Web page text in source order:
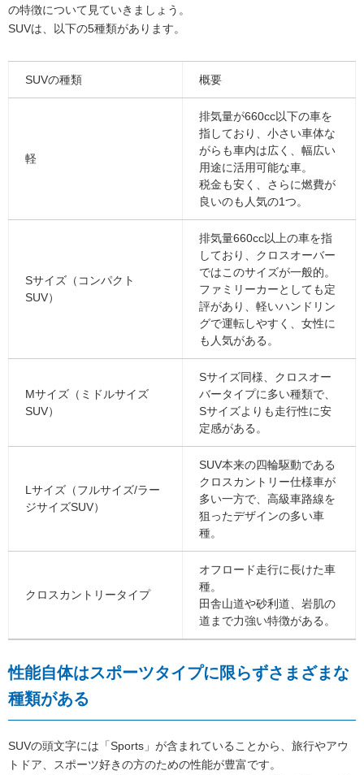
の特徴について見ていきましょう。
SUVは、以下の5種類があります。
SUVの種類 概要
軽
排気量が660cc以下の車を
指しており、小さい車体な
がらも車内は広く、幅広い
用途に活用可能な車。
税金も安く、さらに燃費が
良いのも人気の1つ。
Sサイズ（コンパクト
SUV）
排気量660cc以上の車を指
しており、クロスオーバー
ではこのサイズが一般的。
ファミリーカーとしても定
評があり、軽いハンドリン
グで運転しやすく、女性に
も人気がある。
Mサイズ（ミドルサイズ
SUV）
Sサイズ同様、クロスオー
バータイプに多い種類で、
Sサイズよりも走行性に安
定感がある。
Lサイズ（フルサイズ/ラー
ジサイズSUV）
SUV本来の四輪駆動である
クロスカントリー仕様車が
多い一方で、高級車路線を
狙ったデザインの多い車
種。
クロスカントリータイプ
オフロード走行に長けた車
種。
田舎山道や砂利道、岩肌の
道まで力強い特徴がある。
性能自体はスポーツタイプに限らずさまざまな
種類がある
SUVの頭文字には「Sports」が含まれていることから、旅行やアウ
トドア、スポーツ好きの方のための性能が豊富です。